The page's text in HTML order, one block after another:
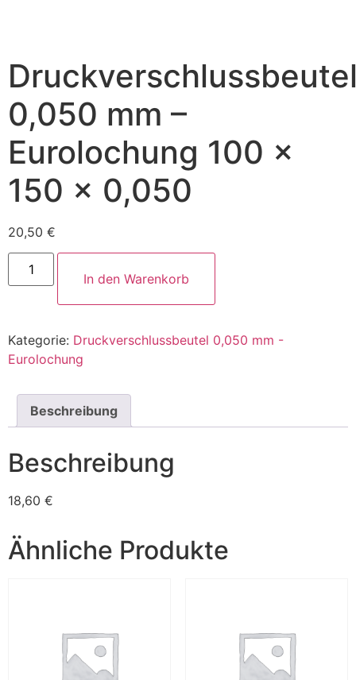
0,050 mm –
Eurolochung​ 100 x
150 x 0,050
20,50 €
In den Warenkorb
Kategorie: Druckverschlussbeutel 0,050 mm -
Eurolochung​
Beschreibung
Beschreibung
18,60 €
Ähnliche Produkte